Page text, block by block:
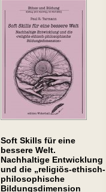
Soft Skills für eine
bessere Welt.
Nachhaltige Entwicklung
und die „religiös-ethisch-
philosophische
Bildungsdimension